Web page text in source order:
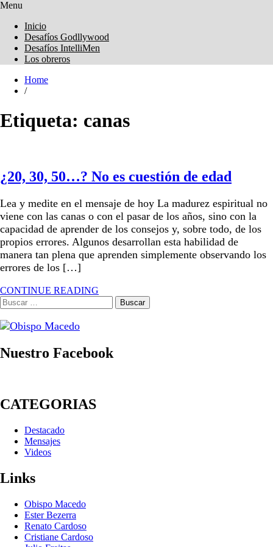
Obreros Universal
Menu
Inicio
Desafíos Godllywood
Desafíos IntelliMen
Los obreros
Home
/
Etiqueta: canas
¿20, 30, 50…? No es cuestión de edad
Lea y medite en el mensaje de hoy La madurez espiritual no
viene con las canas o con el pasar de los años, sino con la
capacidad de aprender de los consejos y, sobre todo, de los
propios errores. Algunos desarrollan esta habilidad de
manera tan plena que aprenden simplemente observando los
errores de los […]
CONTINUE READING
Buscar:
Nuestro Facebook
CATEGORIAS
Destacado
Mensajes
Videos
Links
Obispo Macedo
Ester Bezerra
Renato Cardoso
Cristiane Cardoso